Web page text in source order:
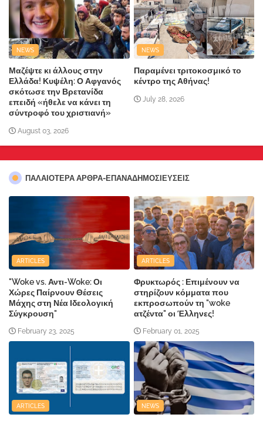
NEWS
Μαζέψτε κι άλλους στην
Ελλάδα! Κυψέλη: Ο Αφγανός
σκότωσε την Βρετανίδα
επειδή «ήθελε να κάνει τη
σύντροφό του χριστιανή»
August 03, 2026
NEWS
Παραμένει τριτοκοσμικό το
κέντρο της Αθήνας!
July 28, 2026
ΠΑΛΑΙΟΤΕΡΑ ΑΡΘΡΑ-ΕΠΑΝΑΔΗΜΟΣΙΕΥΣΕΙΣ
ARTICLES
"Woke vs. Αντι-Woke: Οι
Χώρες Παίρνουν Θέσεις
Μάχης στη Νέα Ιδεολογική
Σύγκρουση"
February 23, 2025
ARTICLES
Φρυκτωρός : Επιμένουν να
στηρίζουν κόμματα που
εκπροσωπούν τη "woke
ατζέντα" οι Έλληνες!
February 01, 2025
ARTICLES NEWS